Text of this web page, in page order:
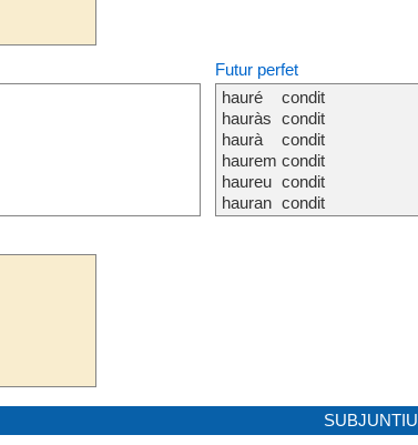
Futur perfet
hauré
hauràs
haurà
haurem
haureu
hauran
condit
condit
condit
condit
condit
condit
SUBJUNTIU